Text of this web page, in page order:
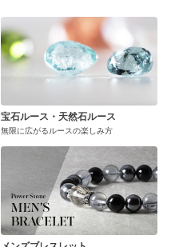
宝石ルース・天然石ルース
無限に広がるルースの楽しみ方